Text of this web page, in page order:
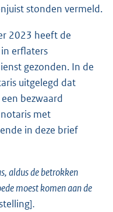
stonden vermeld.
2023 heeft de
erflaters
gezonden. In de
uitgelegd dat
bezwaard
met
in deze brief
aldus de betrokken
moest komen aan de
.